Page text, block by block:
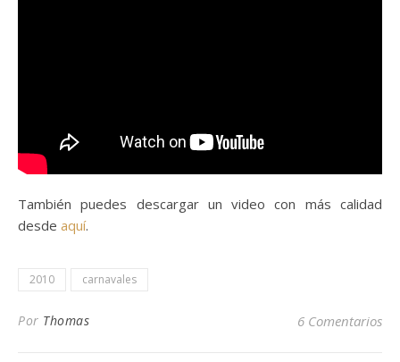
También puedes descargar un video con más calidad
desde aquí.
2010 carnavales
Por Thomas 6 Comentarios